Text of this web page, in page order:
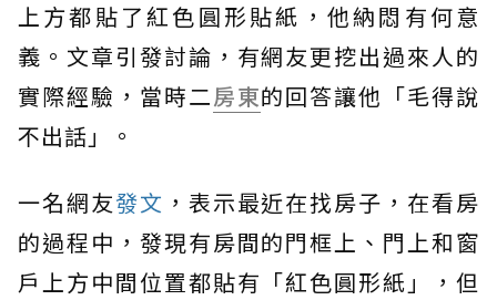
上方都貼了紅色圓形貼紙，他納悶有何意
義。文章引發討論，有網友更挖出過來人的
實際經驗，當時二房東的回答讓他「毛得說
不出話」。
一名網友發文 ，表示最近在找房子，在看房
的過程中，發現有房間的門框上、門上和窗
戶上方中間位置都貼有「紅色圓形紙」，但